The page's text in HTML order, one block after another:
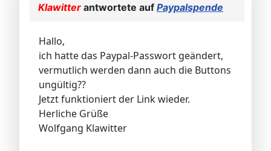
Klawitter antwortete auf Paypalspende
Hallo,
ich hatte das Paypal-Passwort geändert,
vermutlich werden dann auch die Buttons
ungültig??
Jetzt funktioniert der Link wieder.
Herliche Grüße
Wolfgang Klawitter